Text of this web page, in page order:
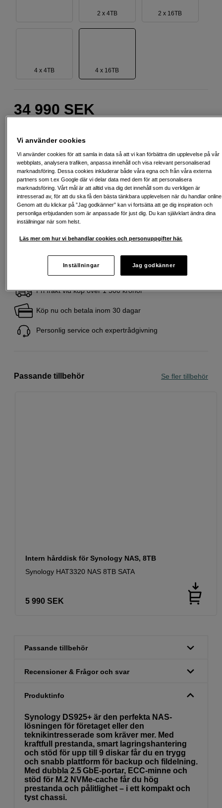
2 x 4TB 2 x 16TB
4 x 4TB 4 x 16TB
34 990 SEK
Delbetala från 932 SEK/mån via
Exempel: 48 mån, 932 SEK/mån, totalt 45 315 SEK, effektiv ränta 10,45 %
Startavgift 579 SEK, aviavgift 45 SEK/mån tillkommer
Att låna kostar pengar! Om du inte kan betala tillbaka skulden i tid
riskerar du en betalningsanmärkning. Det kan leda till svårigheter att få hyra
konsumentverket.se (öppnas i ny flik)
Fri frakt vid köp över 1 500 kronor
Köp nu och betala inom 30 dagar
Personlig service och expertrådgivning
Passande tillbehör Se fler tillbehör
Intern hårddisk för Synology NAS, 8TB
Synology HAT3320 NAS 8TB SATA
5 990 SEK
Passande tillbehör
Recensioner & Frågor och svar
Produktinfo
Synology DS925+ är den perfekta NAS-
lösningen för företaget eller den
teknikintresserade som kräver mer. Med
kraftfull prestanda, smart lagringshantering
och stöd för upp till 9 diskar får du en trygg
och snabb plattform för backup och fildelning.
Med dubbla 2.5 GbE-portar, ECC-minne och
stöd för M.2 NVMe-cache får du hög
prestanda och pålitlighet – i ett kompakt och
tyst chassi.
Vi använder cookies
Vi använder cookies för att samla in data så att vi kan förbättra din upplevelse på vår
webbplats, analysera trafiken, anpassa innehåll och visa relevant personaliserad
marknadsföring. Dessa cookies inkluderar både våra egna och från våra externa
partners som t.ex Google där vi delar data med dem för att personalisera
marknadsföring. Vårt mål är att alltid visa dig det innehåll som du verkligen är
intresserad av, för att du ska få den bästa tänkbara upplevelsen när du handlar
Genom att du klickar på ”Jag godkänner” kan vi fortsätta att ge dig inspiration och
personliga erbjudanden som är anpassade för just dig. Du kan självklart ändra dina
inställningar när som helst.
Läs mer om hur vi behandlar cookies och personuppgifter här.
Inställningar Jag godkänner